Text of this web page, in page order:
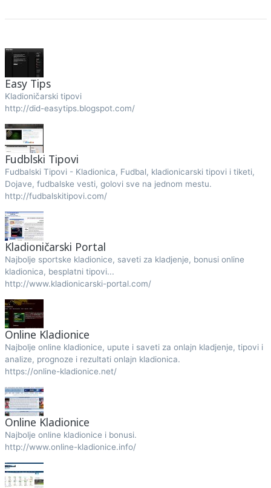
Easy Tips
Kladioničarski tipovi
http://did-easytips.blogspot.com/
Fudblski Tipovi
Fudbalski Tipovi - Kladionica, Fudbal, kladionicarski tipovi i tiketi,
Dojave, fudbalske vesti, golovi sve na jednom mestu.
http://fudbalskitipovi.com/
Kladioničarski Portal
Najbolje sportske kladionice, saveti za kladjenje, bonusi online
kladionica, besplatni tipovi...
http://www.kladionicarski-portal.com/
Online Kladionice
Najbolje online kladionice, upute i saveti za onlajn kladjenje, tipovi i
analize, prognoze i rezultati onlajn kladionica.
https://online-kladionice.net/
Online Kladionice
Najbolje online kladionice i bonusi.
http://www.online-kladionice.info/